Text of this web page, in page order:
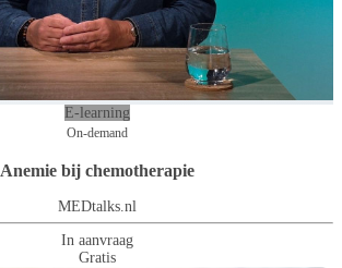
E-learning
On-demand
Anemie bij chemotherapie
MEDtalks.nl
In aanvraag
Gratis